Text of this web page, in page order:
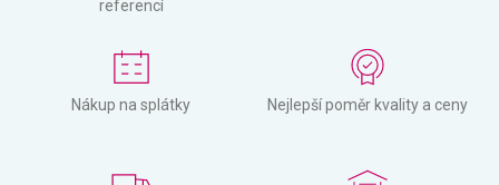
referencí
Nákup na splátky Nejlepší poměr kvality a ceny